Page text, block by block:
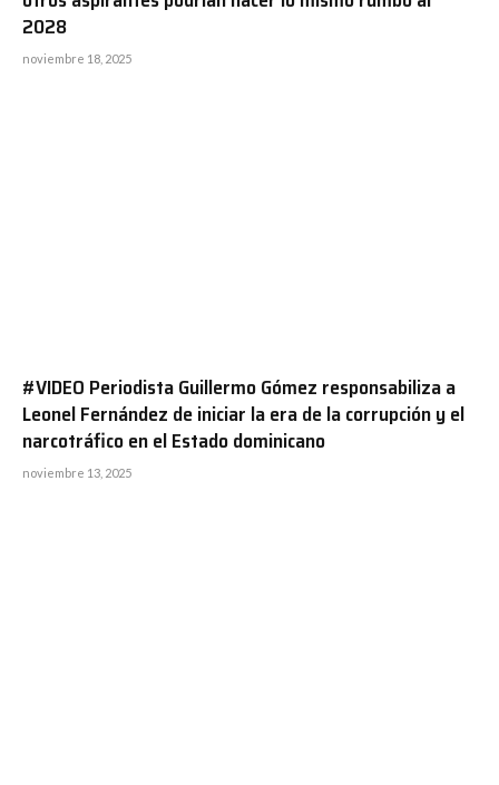
2028
noviembre 18, 2025
#VIDEO Periodista Guillermo Gómez responsabiliza a
Leonel Fernández de iniciar la era de la corrupción y el
narcotráfico en el Estado dominicano
noviembre 13, 2025